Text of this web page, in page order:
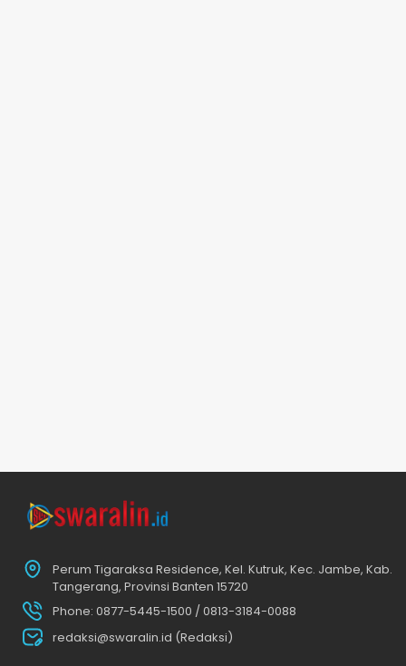
Perum Tigaraksa Residence, Kel. Kutruk, Kec. Jambe, Kab.
Tangerang, Provinsi Banten 15720
Phone: 0877-5445-1500 / 0813-3184-0088
redaksi@swaralin.id (Redaksi)